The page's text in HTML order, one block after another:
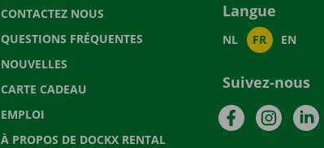
CONTACTEZ NOUS
QUESTIONS FRÉQUENTES
NOUVELLES
CARTE CADEAU
EMPLOI
À PROPOS DE DOCKX RENTAL
Langue
NL FR EN
Suivez-nous
Facebook